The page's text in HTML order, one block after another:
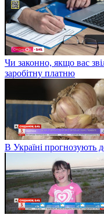
Чи законно, якщо вас
заробітну платню
В Україні прогнозують